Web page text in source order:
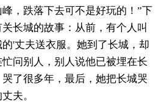
，跌落下去可不是好玩的！”下
长城的故事：从前，有个人叫
'丈夫送衣服。她到了长城，却
问别人，别人说他已被埋在长
了很多年，最后，她把长城哭
夫。